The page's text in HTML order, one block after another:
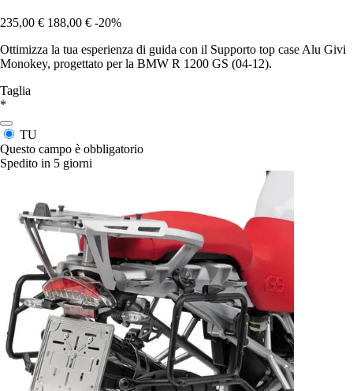
235,00 € 188,00 € -20%
Ottimizza la tua esperienza di guida con il Supporto top case Alu Givi
Monokey, progettato per la BMW R 1200 GS (04-12).
Taglia
*
TU
Questo campo è obbligatorio
Spedito in 5 giorni